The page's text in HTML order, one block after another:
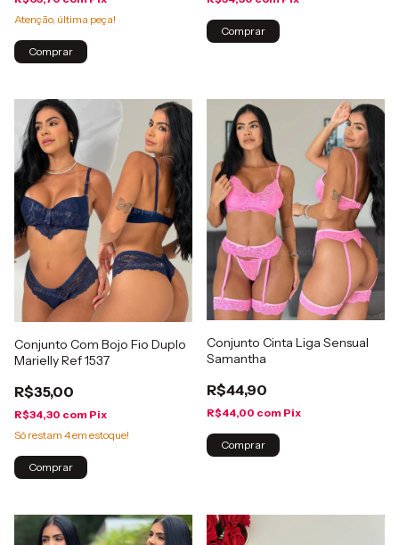
Atenção, última peça!
Comprar
Comprar
Conjunto Com Bojo Fio Duplo
Marielly Ref 1537
R$35,00
R$34,30 com Pix
Só restam 4em estoque!
Comprar
Conjunto Cinta Liga Sensual
Samantha
R$44,90
R$44,00 com Pix
Comprar